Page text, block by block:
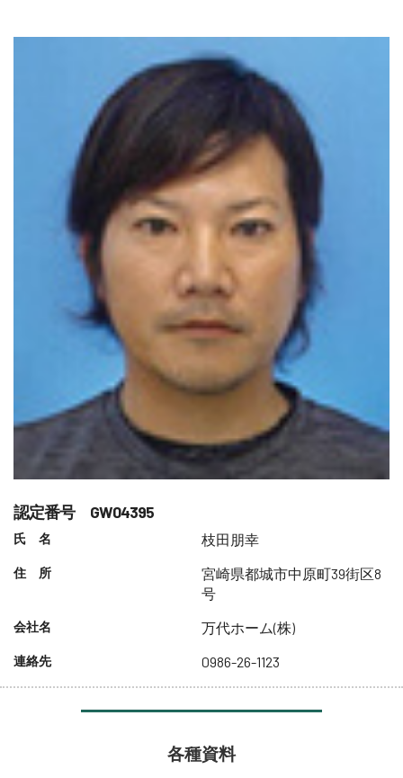
認定番号 GW04395
氏 名 枝田朋幸
住 所
宮崎県都城市中原町39街区8
号
会社名 万代ホーム(株)
連絡先 0986-26-1123
各種資料